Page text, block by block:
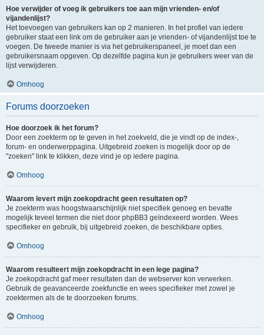
Hoe verwijder of voeg ik gebruikers toe aan mijn vrienden- en/of
vijandenlijst?
Het toevoegen van gebruikers kan op 2 manieren. In het profiel van iedere
gebruiker staat een link om de gebruiker aan je vrienden- of vijandenlijst toe te
voegen. De tweede manier is via het gebruikerspaneel, je moet dan een
gebruikersnaam opgeven. Op dezelfde pagina kun je gebruikers weer van de
lijst verwijderen.
Omhoog
Forums doorzoeken
Hoe doorzoek ik het forum?
Door een zoekterm op te geven in het zoekveld, die je vindt op de index-,
forum- en onderwerppagina. Uitgebreid zoeken is mogelijk door op de
"zoeken" link te klikken, deze vind je op iedere pagina.
Omhoog
Waarom levert mijn zoekopdracht geen resultaten op?
Je zoekterm was hoogstwaarschijnlijk niet specifiek genoeg en bevatte
mogelijk teveel termen die niet door phpBB3 geïndexeerd worden. Wees
specifieker en gebruik, bij uitgebreid zoeken, de beschikbare opties.
Omhoog
Waarom resulteert mijn zoekopdracht in een lege pagina?
Je zoekopdracht gaf meer resultaten dan de webserver kon verwerken.
Gebruik de geavanceerde zoekfunctie en wees specifieker met zowel je
zoektermen als de te doorzoeken forums.
Omhoog